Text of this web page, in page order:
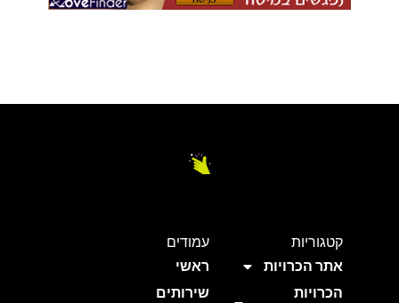
קטגוריות
אתר הכרויות
הכרויות
עמודים
ראשי
שירותים